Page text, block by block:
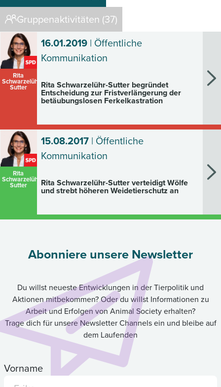
Gruppenaktivitäten (37)
Rita
Schwarzelühr-
Sutter
16.01.2019| Öffentliche
Kommunikation
Rita Schwarzelühr-Sutter begründet
Entscheidung zur Fristverlängerung der
betäubungslosen Ferkelkastration
Rita
Schwarzelühr-
Sutter
15.08.2017| Öffentliche
Kommunikation
Rita Schwarzelühr-Sutter verteidigt Wölfe
und strebt höheren Weidetierschutz an
Abonniere unsere Newsletter
Du willst neueste Entwicklungen in der Tierpolitik und
Aktionen mitbekommen? Oder du willst Informationen zu
Arbeit und Erfolgen von Animal Society erhalten?
Trage dich für unsere Newsletter Channels ein und bleibe auf
dem Laufenden
Vorname